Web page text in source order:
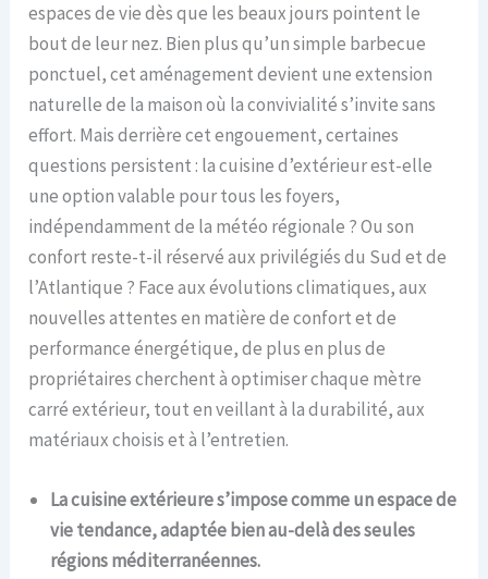
espaces de vie dès que les beaux jours pointent le
bout de leur nez. Bien plus qu’un simple barbecue
ponctuel, cet aménagement devient une extension
naturelle de la maison où la convivialité s’invite sans
effort. Mais derrière cet engouement, certaines
questions persistent : la cuisine d’extérieur est-elle
une option valable pour tous les foyers,
indépendamment de la météo régionale ? Ou son
confort reste-t-il réservé aux privilégiés du Sud et de
l’Atlantique ? Face aux évolutions climatiques, aux
nouvelles attentes en matière de confort et de
performance énergétique, de plus en plus de
propriétaires cherchent à optimiser chaque mètre
carré extérieur, tout en veillant à la durabilité, aux
matériaux choisis et à l’entretien.
La cuisine extérieure s’impose comme un espace de
vie tendance, adaptée bien au-delà des seules
régions méditerranéennes.